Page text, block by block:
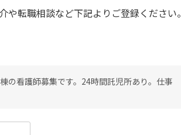
や転職相談など下記よりご登録ください。
の看護師募集です。24時間託児所あり。仕事